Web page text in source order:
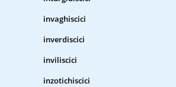
invaghiscici
inverdiscici
inviliscici
inzotichiscici